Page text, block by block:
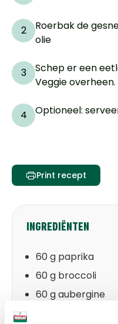
2
Roerbak de
olie
3
Schep er een
Veggie overheen.
4 Optioneel:
Print recept
INGREDIËNTEN
60 g paprika
60 g broccoli
60 g aubergine